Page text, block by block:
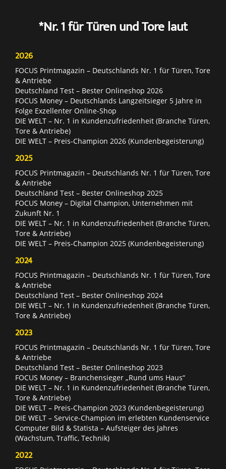
*Nr. 1 für Türen und Tore laut
2026
FOCUS Printmagazin – Deutschlands Nr. 1 für Türen, Tore
& Antriebe
Deutschland Test – Bester Onlineshop 2026
FOCUS Money – Deutschlands Langzeitsieger 5 Jahre in
Folge Exzellenter Online-Shop
DIE WELT – Nr. 1 in Kundenzufriedenheit (Branche Türen,
Tore & Antriebe)
DIE WELT – Preis-Champion 2026 (Kundenbegeisterung)
2025
FOCUS Printmagazin – Deutschlands Nr. 1 für Türen, Tore
& Antriebe
Deutschland Test – Bester Onlineshop 2025
FOCUS Money – Digital Champion, Unternehmen mit
Zukunft Nr. 1
DIE WELT – Nr. 1 in Kundenzufriedenheit (Branche Türen,
Tore & Antriebe)
DIE WELT – Preis-Champion 2025 (Kundenbegeisterung)
2024
FOCUS Printmagazin – Deutschlands Nr. 1 für Türen, Tore
& Antriebe
Deutschland Test – Bester Onlineshop 2024
DIE WELT – Nr. 1 in Kundenzufriedenheit (Branche Türen,
Tore & Antriebe)
2023
FOCUS Printmagazin – Deutschlands Nr. 1 für Türen, Tore
& Antriebe
Deutschland Test – Bester Onlineshop 2023
FOCUS Money – Branchensieger „Rund ums Haus“
DIE WELT – Nr. 1 in Kundenzufriedenheit (Branche Türen,
Tore & Antriebe)
DIE WELT – Preis-Champion 2023 (Kundenbegeisterung)
DIE WELT – Service-Champion im erlebten Kundenservice
Computer Bild & Statista – Aufsteiger des Jahres
(Wachstum, Traffic, Technik)
2022